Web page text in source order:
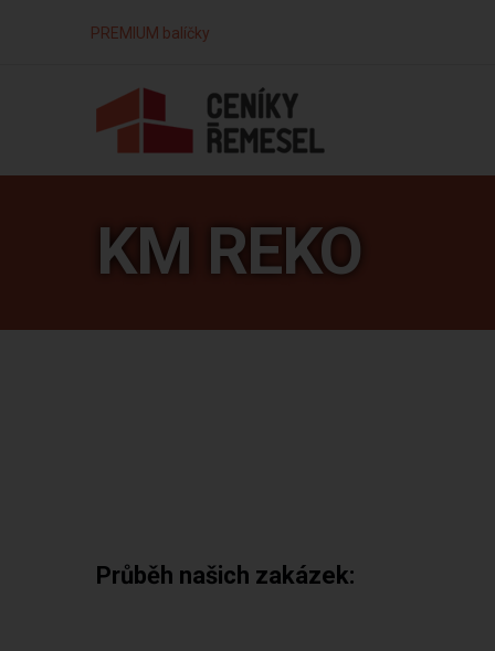
PREMIUM balíčky
KM REKO
Průběh našich zakázek: